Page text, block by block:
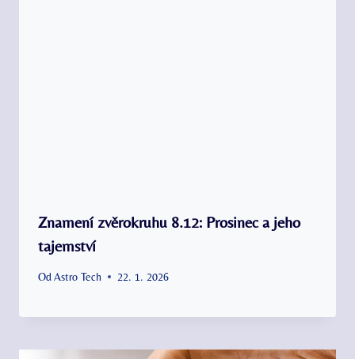
Znamení zvěrokruhu 8.12: Prosinec a jeho
tajemství
Od Astro Tech 22. 1. 2026